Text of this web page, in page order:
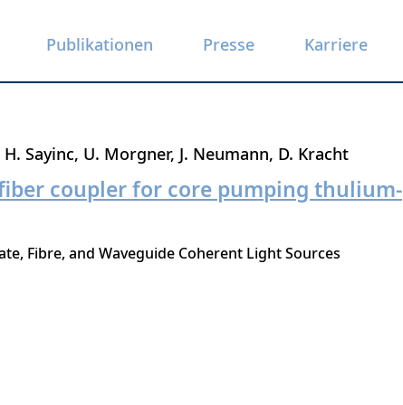
Publikationen Presse Karriere
H. Sayinc U. Morgner J. Neumann D. Kracht
coupler for core pumping thulium-
Fibre, and Waveguide Coherent Light Sources